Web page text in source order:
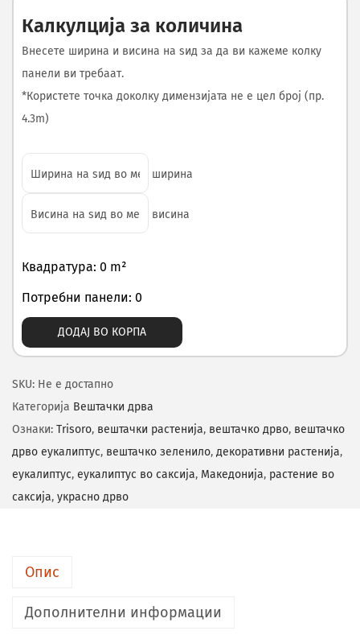
Калкулција за количина
Внесете ширина и висина на ѕид за да ви кажеме колку
панели ви требаат.
*Користете точка доколку димензијата не е цел број (пр.
4.3m)
ширина
висина
Квадратура: 0 m²
Потребни панели: 0
ДОДАЈ ВО КОРПА
SKU: Не е достапно
Категорија Вештачки дрва
Ознаки: Trisoro, вештачки растенија, вештачко дрво, вештачко
дрво еукалиптус, вештачко зеленило, декоративни растенија,
еукалиптус, еукалиптус во саксија, Македонија, растение во
саксија, украсно дрво
Опис
Дополнителни информации